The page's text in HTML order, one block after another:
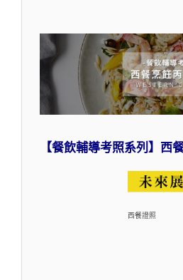
【餐飲輔導考照系列】西
西餐證照